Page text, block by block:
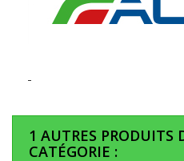
1 AUTRES PRODUITS
CATÉGORIE :